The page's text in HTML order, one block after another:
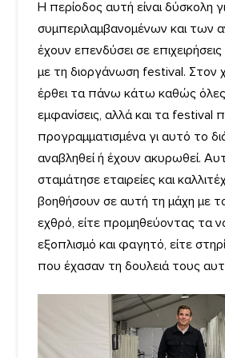
Η περίοδος αυτή είναι δύσκολη
συμπεριλαμβανομένων και
έχουν επενδύσει σε
με τη διοργάνωση festival. Στον
έρθει τα πάνω κάτω καθώς όλες
εμφανίσεις, αλλά και τα festival
προγραμματισμένα γι αυτό το
αναβληθεί ή έχουν ακυρωθεί.
σταμάτησε εταιρείες και
βοηθήσουν σε αυτή τη μάχη με
εχθρό, είτε προμηθεύοντας τα
εξοπλισμό και φαγητό, είτε
που έχασαν τη δουλειά τους